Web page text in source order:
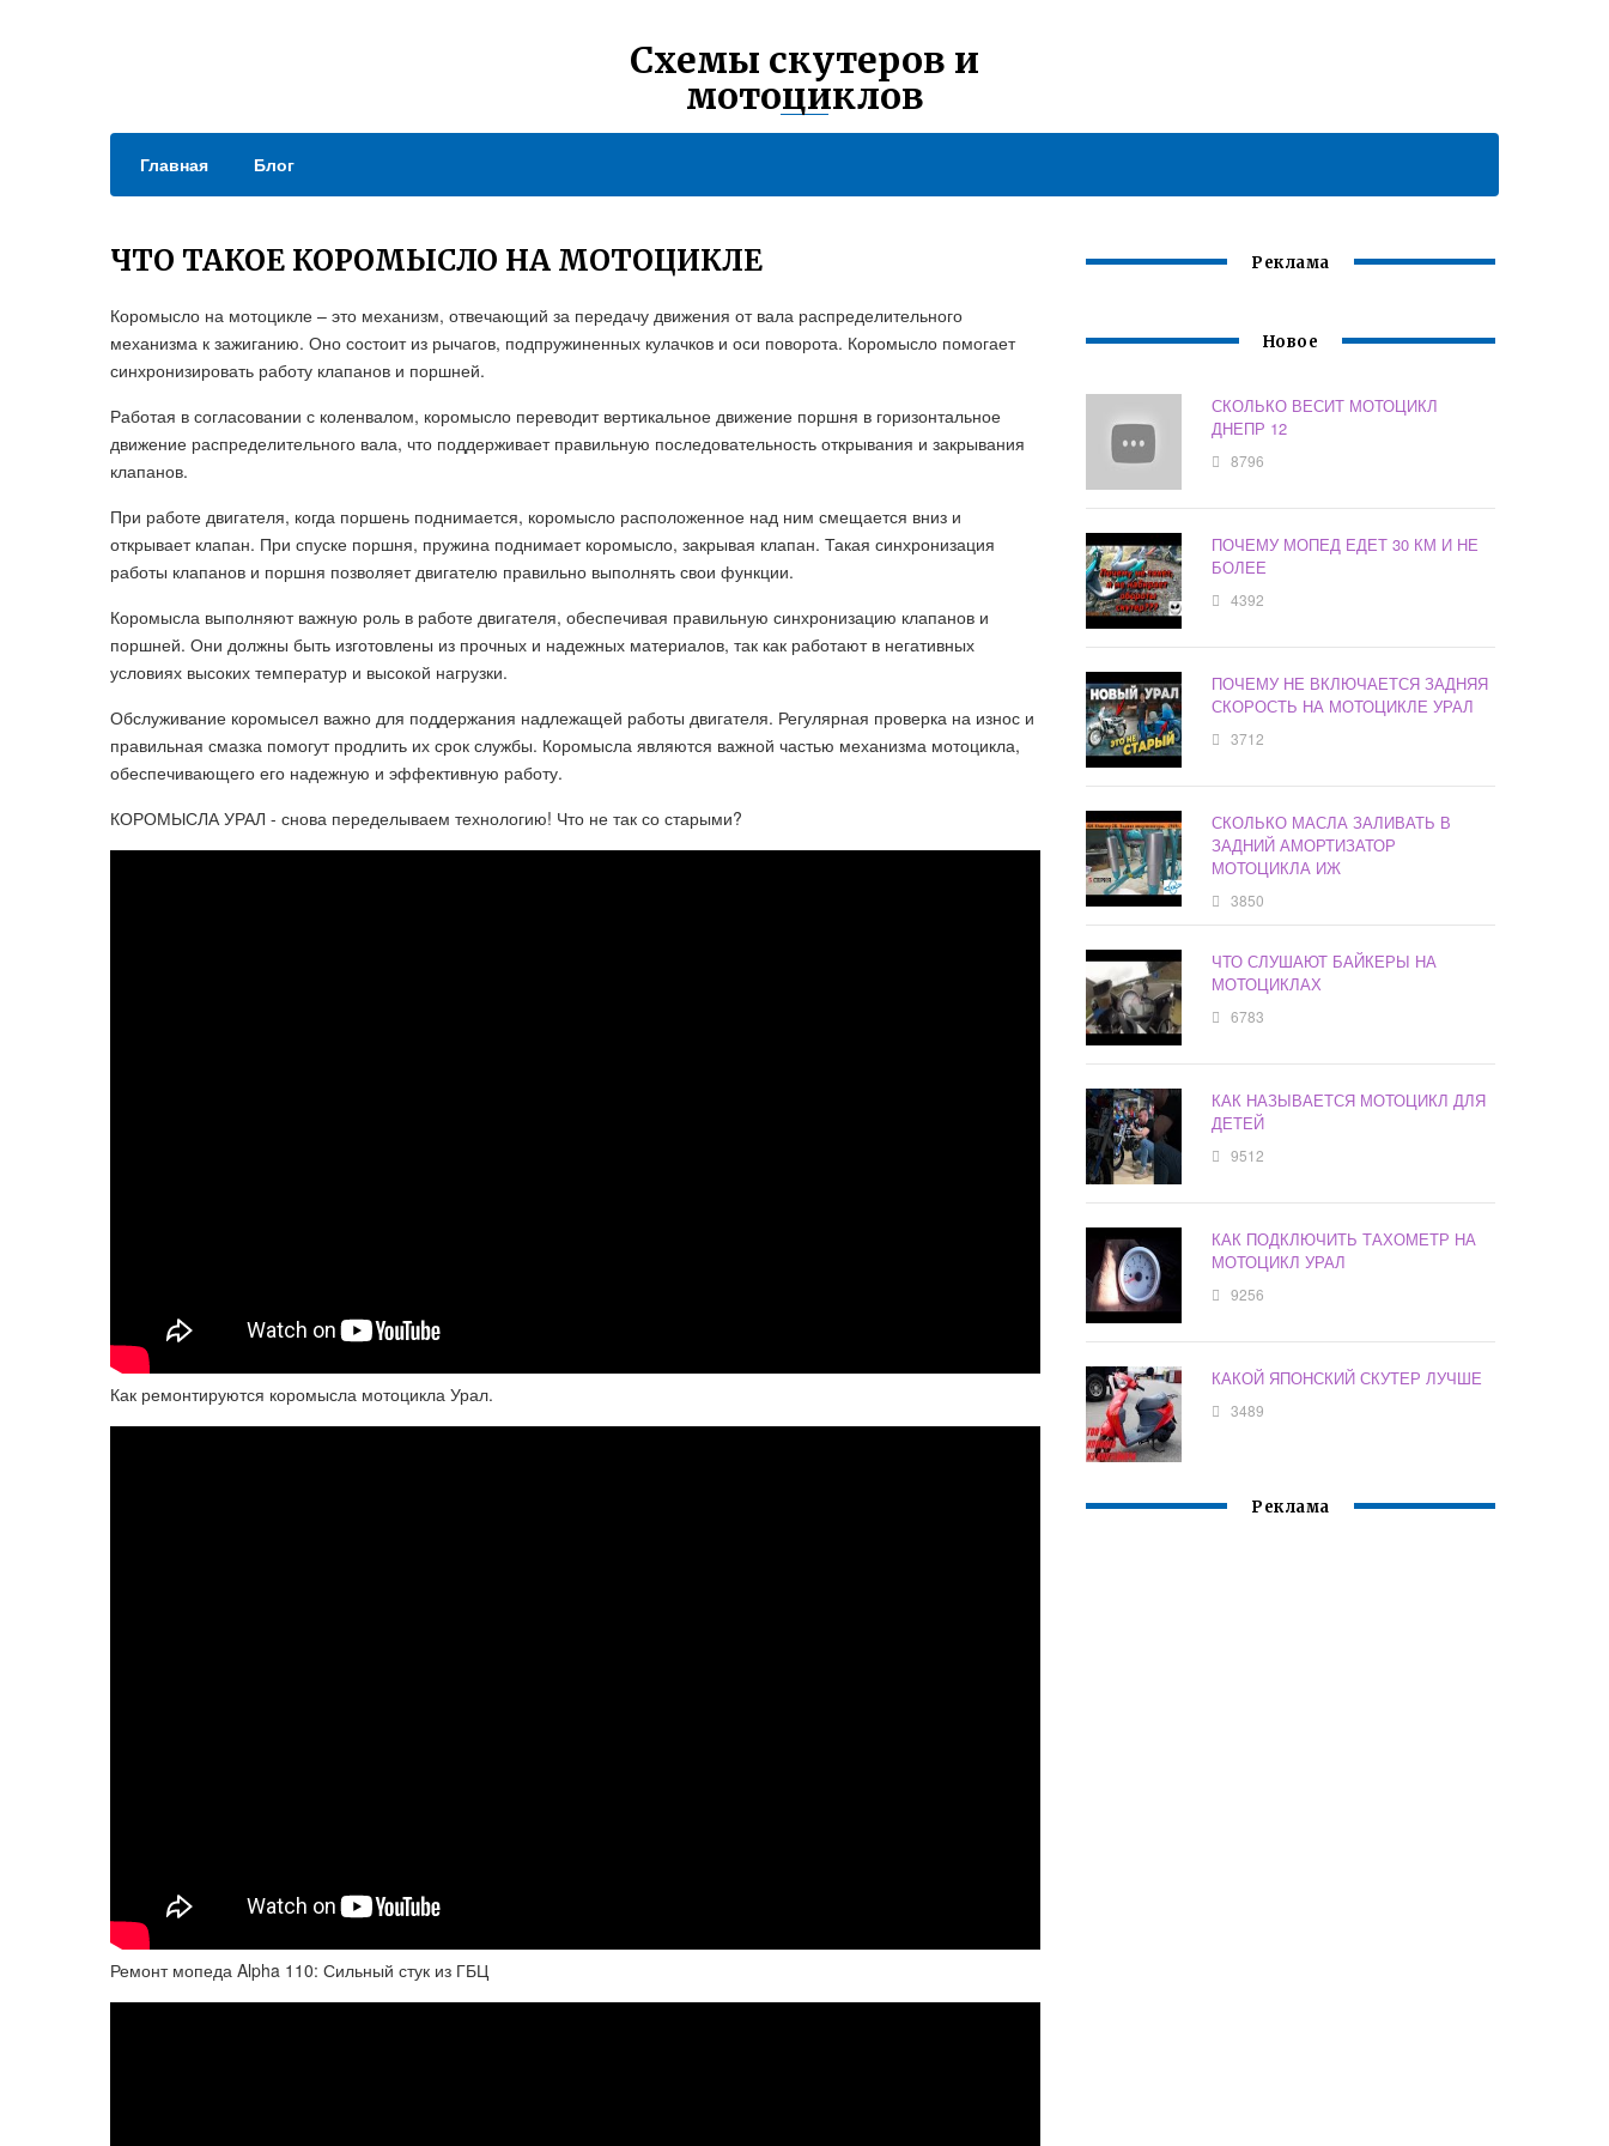
Схемы скутеров и
мотоциклов
Главная Блог
ЧТО ТАКОЕ КОРОМЫСЛО НА МОТОЦИКЛЕ
Коромысло на мотоцикле – это механизм, отвечающий за передачу движения от вала распределительного
механизма к зажиганию. Оно состоит из рычагов, подпружиненных кулачков и оси поворота. Коромысло помогает
синхронизировать работу клапанов и поршней.
Работая в согласовании с коленвалом, коромысло переводит вертикальное движение поршня в горизонтальное
движение распределительного вала, что поддерживает правильную последовательность открывания и закрывания
клапанов.
При работе двигателя, когда поршень поднимается, коромысло расположенное над ним смещается вниз и
открывает клапан. При спуске поршня, пружина поднимает коромысло, закрывая клапан. Такая синхронизация
работы клапанов и поршня позволяет двигателю правильно выполнять свои функции.
Коромысла выполняют важную роль в работе двигателя, обеспечивая правильную синхронизацию клапанов и
поршней. Они должны быть изготовлены из прочных и надежных материалов, так как работают в негативных
условиях высоких температур и высокой нагрузки.
Обслуживание коромысел важно для поддержания надлежащей работы двигателя. Регулярная проверка на износ и
правильная смазка помогут продлить их срок службы. Коромысла являются важной частью механизма мотоцикла,
обеспечивающего его надежную и эффективную работу.
КОРОМЫСЛА УРАЛ - снова переделываем технологию! Что не так со старыми?
Как ремонтируются коромысла мотоцикла Урал.
Ремонт мопеда Alpha 110: Сильный стук из ГБЦ
Реклама
Новое
СКОЛЬКО ВЕСИТ МОТОЦИКЛ
ДНЕПР 12
8796
ПОЧЕМУ МОПЕД ЕДЕТ 30 КМ И НЕ
БОЛЕЕ
4392
ПОЧЕМУ НЕ ВКЛЮЧАЕТСЯ ЗАДНЯЯ
СКОРОСТЬ НА МОТОЦИКЛЕ УРАЛ
3712
СКОЛЬКО МАСЛА ЗАЛИВАТЬ В
ЗАДНИЙ АМОРТИЗАТОР
МОТОЦИКЛА ИЖ
3850
ЧТО СЛУШАЮТ БАЙКЕРЫ НА
МОТОЦИКЛАХ
6783
КАК НАЗЫВАЕТСЯ МОТОЦИКЛ ДЛЯ
ДЕТЕЙ
9512
КАК ПОДКЛЮЧИТЬ ТАХОМЕТР НА
МОТОЦИКЛ УРАЛ
9256
КАКОЙ ЯПОНСКИЙ СКУТЕР ЛУЧШЕ
3489
Реклама